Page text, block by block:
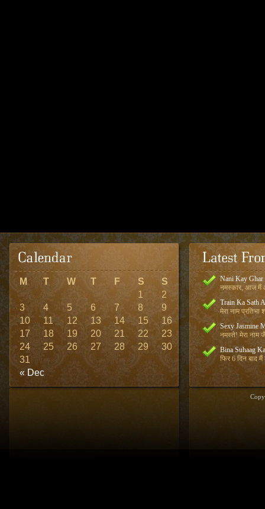
M T W T F S S
« Dec
1
2
3
4 5 6 7 8
9
10
11 12 13 14 15
16
17
18 19 20 21 22
23
24
25 26 27 28 29
30
31
Nani Kay Ghar
नमस्कार, आज मैं
Train Ka Sath
मेरा नाम प्रतिभा
Sexy Jasmine
नमस्ते! मेरा नाम
Bina Suhaag
फिर 6 दिन बाद